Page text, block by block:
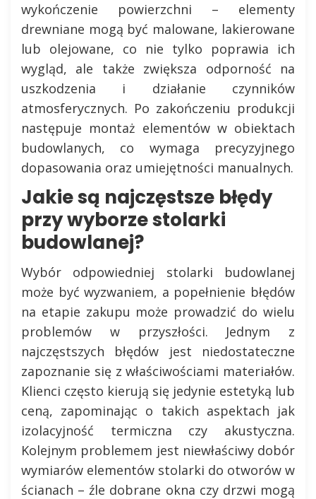
wykończenie powierzchni – elementy
drewniane mogą być malowane, lakierowane
lub olejowane, co nie tylko poprawia ich
wygląd, ale także zwiększa odporność na
uszkodzenia i działanie czynników
atmosferycznych. Po zakończeniu produkcji
następuje montaż elementów w obiektach
budowlanych, co wymaga precyzyjnego
dopasowania oraz umiejętności manualnych.
Jakie są najczęstsze błędy
przy wyborze stolarki
budowlanej?
Wybór odpowiedniej stolarki budowlanej
może być wyzwaniem, a popełnienie błędów
na etapie zakupu może prowadzić do wielu
problemów w przyszłości. Jednym z
najczęstszych błędów jest niedostateczne
zapoznanie się z właściwościami materiałów.
Klienci często kierują się jedynie estetyką lub
ceną, zapominając o takich aspektach jak
izolacyjność termiczna czy akustyczna.
Kolejnym problemem jest niewłaściwy dobór
wymiarów elementów stolarki do otworów w
ścianach – źle dobrane okna czy drzwi mogą